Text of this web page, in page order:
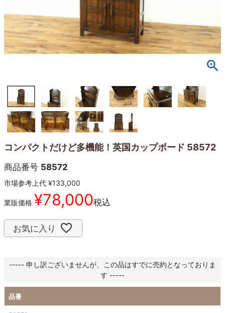
コンパクトだけど多機能！英国カップボード 58572
商品番号 58572
市場参考上代 ¥133,000
業販価格 ¥78,000税込
お気に入り
----- 申し訳ございませんが、この品はすでに売約となっておりま
す -----
品番